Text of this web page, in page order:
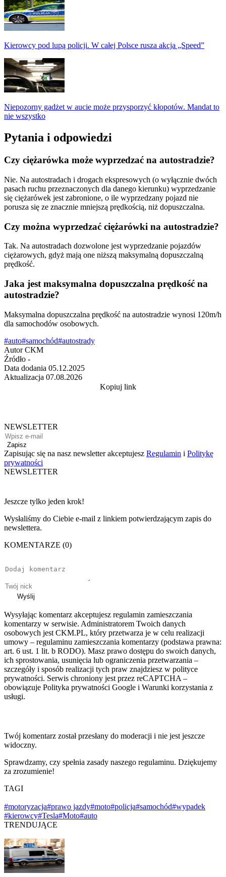
Kierowcy pod lupą policji. W całej Polsce rusza akcja „Speed”
Niepozorny gadżet w aucie może przysporzyć kłopotów. Mandat to
nie wszystko
Pytania i odpowiedzi
Czy ciężarówka może wyprzedzać na autostradzie?
Nie. Na autostradach i drogach ekspresowych (o wyłącznie dwóch
pasach ruchu przeznaczonych dla danego kierunku) wyprzedzanie
się ciężarówek jest zabronione, o ile wyprzedzany pojazd nie
porusza się ze znacznie mniejszą prędkością, niż dopuszczalna.
Czy można wyprzedzać ciężarówki na autostradzie?
Tak. Na autostradach dozwolone jest wyprzedzanie pojazdów
ciężarowych, gdyż mają one niższą maksymalną dopuszczalną
prędkość.
Jaka jest maksymalna dopuszczalna prędkość na
autostradzie?
Maksymalna dopuszczalna prędkość na autostradzie wynosi 120m/h
dla samochodów osobowych.
#auto#samochód#autostrady
Autor CKM
Źródło -
Data dodania 05.12.2025
Aktualizacja 07.08.2026
Kopiuj link
NEWSLETTER
Zapisz
Zapisując się na nasz newsletter akceptujesz Regulamin i Politykę
prywatności
NEWSLETTER
Jeszcze tylko jeden krok!
Wysłaliśmy do Ciebie e-mail z linkiem potwierdzającym zapis do
newslettera.
KOMENTARZE (0)
Wyślij
Wysyłając komentarz akceptujesz regulamin zamieszczania
komentarzy w serwisie. Administratorem Twoich danych
osobowych jest CKM.PL, który przetwarza je w celu realizacji
umowy – regulaminu zamieszczania komentarzy (podstawa prawna:
art. 6 ust. 1 lit. b RODO). Masz prawo dostępu do swoich danych,
ich sprostowania, usunięcia lub ograniczenia przetwarzania –
szczegóły i sposób realizacji tych praw znajdziesz w polityce
prywatności. Serwis chroniony jest przez reCAPTCHA –
obowiązuje Polityka prywatności Google i Warunki korzystania z
usługi.
Twój komentarz został przesłany do moderacji i nie jest jeszcze
widoczny.
Sprawdzamy, czy spełnia zasady naszego regulaminu. Dziękujemy
za zrozumienie!
TAGI
#motoryzacja#prawo jazdy#moto#policja#samochód#wypadek
#kierowcy#Tesla#Moto#auto
TRENDUJĄCE